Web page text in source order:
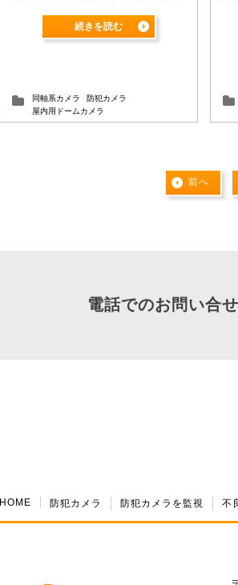
る圧倒的な低照度映像 ・EX ...
続きを読む
同軸系カメラ
防犯カメラ
屋内用ドームカメラ
前へ
電話でのお問い合
HOME 防犯カメラ 防犯カメラを監視 不